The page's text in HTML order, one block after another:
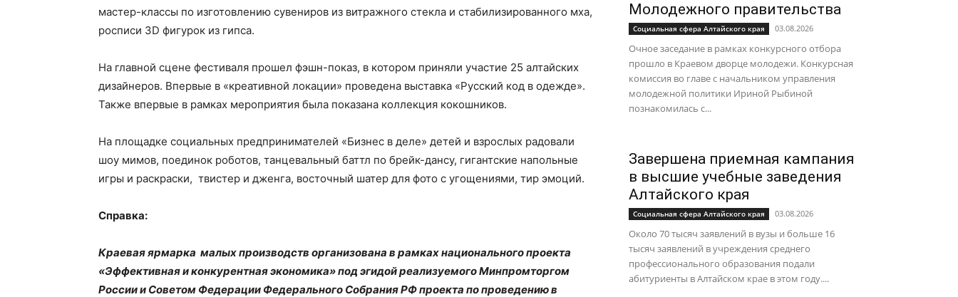
мастер-классы по изготовлению сувениров из витражного стекла и стабилизированного мха,
росписи 3D фигурок из гипса.
На главной сцене фестиваля прошел фэшн-показ, в котором приняли участие 25 алтайских
дизайнеров. Впервые в «креативной локации» проведена выставка «Русский код в одежде».
Также впервые в рамках мероприятия была показана коллекция кокошников.
На площадке социальных предпринимателей «Бизнес в деле» детей и взрослых радовали
шоу мимов, поединок роботов, танцевальный баттл по брейк-дансу, гигантские напольные
игры и раскраски, твистер и дженга, восточный шатер для фото с угощениями, тир эмоций.
Справка:
Краевая ярмарка малых производств организована в рамках национального проекта
«Эффективная и конкурентная экономика» под эгидой реализуемого Минпромторгом
России и Советом Федерации Федерального Собрания РФ проекта по проведению в
Молодежного правительства
Социальная сфера Алтайского края 03.08.2026
Очное заседание в рамках конкурсного отбора
прошло в Краевом дворце молодежи. Конкурсная
комиссия во главе с начальником управления
молодежной политики Ириной Рыбиной
познакомилась с...
Завершена приемная кампания
в высшие учебные заведения
Алтайского края
Социальная сфера Алтайского края 03.08.2026
Около 70 тысяч заявлений в вузы и больше 16
тысяч заявлений в учреждения среднего
профессионального образования подали
абитуриенты в Алтайском крае в этом году....